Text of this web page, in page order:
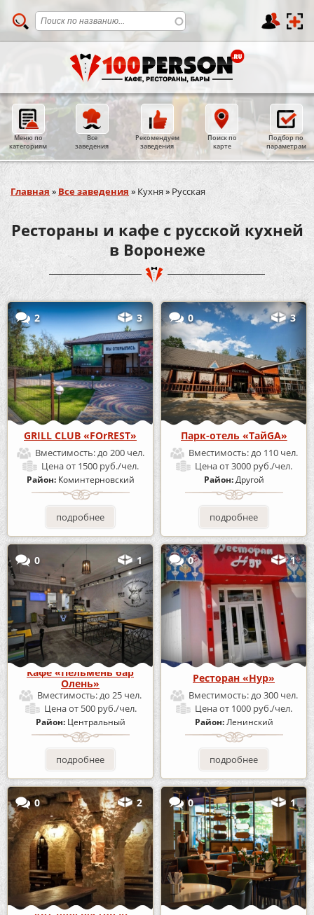
Меню по
категориям
Все
заведения
Рекомендуем
заведения
Поиск по
карте
Подбор по
параметрам
Вы здесь
Главная » Все заведения » Кухня» Русская
Рестораны и кафе с русской кухней
в Воронеже
2 3
GRILL CLUB «FOrREST»
Вместимость:до 200 чел.
Ценаот 1500 руб./чел.
Район: Коминтерновский
подробнее
0 3
Парк-отель «ТайGA»
Вместимость:до 110 чел.
Ценаот 3000 руб./чел.
Район:Другой
подробнее
0 1
Кафе «Пельмень бар
Олень»
Вместимость:до 25 чел.
Ценаот 500 руб./чел.
Район: Центральный
подробнее
0 1
Ресторан «Нур»
Вместимость:до 300 чел.
Ценаот 1000 руб./чел.
Район:Ленинский
подробнее
0 2 0 1